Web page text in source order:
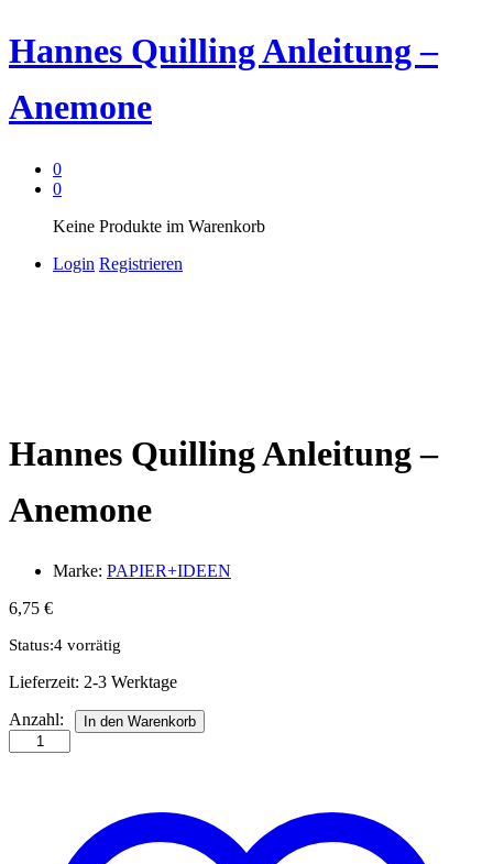
Hannes Quilling Anleitung –
Anemone
0
0
Keine Produkte im Warenkorb
Login Registrieren
Hannes Quilling Anleitung –
Anemone
Marke: PAPIER+IDEEN
6,75 €
Status:4 vorrätig
Lieferzeit: 2-3 Werktage
Hannes
Quilling
Anleitung
Anzahl: In den Warenkorb